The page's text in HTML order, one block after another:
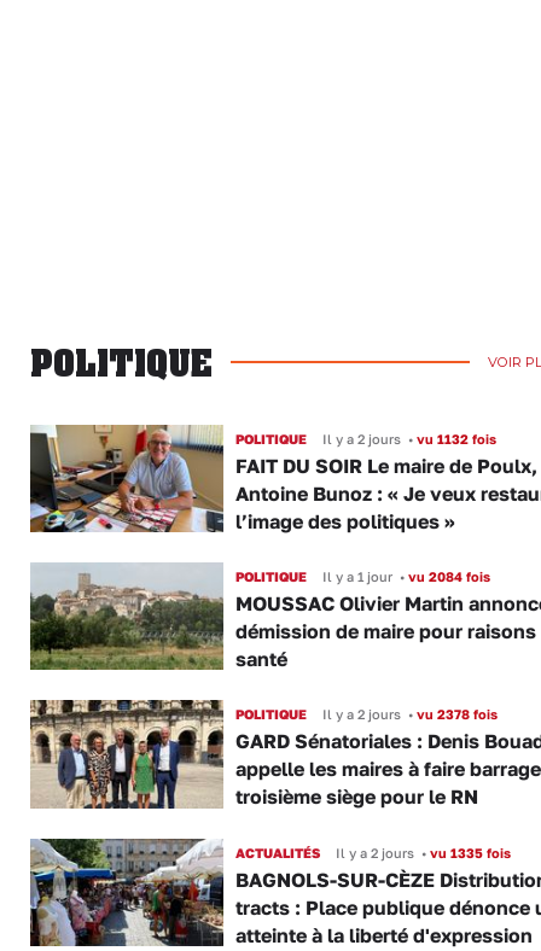
POLITIQUE VOIR
POLITIQUE Il y a 2 jours •vu 1132 fois
FAIT DU SOIR Le maire de
Antoine Bunoz : « Je veux
l’image des politiques »
POLITIQUE Il y a 1 jour •vu 2084 fois
MOUSSAC Olivier Martin
démission de maire pour raisons
santé
POLITIQUE Il y a 2 jours •vu 2378 fois
GARD Sénatoriales : Denis
appelle les maires à faire
troisième siège pour le RN
ACTUALITÉS Il y a 2 jours •vu 1335 fois
BAGNOLS-SUR-CÈZE
tracts : Place publique dénonce
atteinte à la liberté d'expression